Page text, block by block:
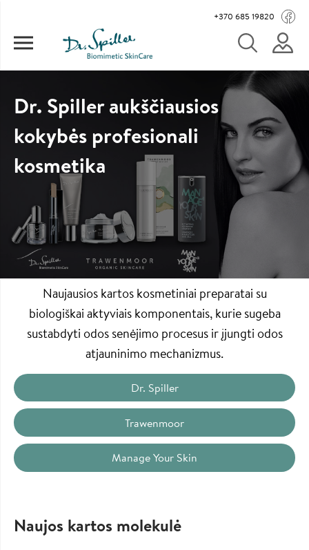
+370 685 19820
Dr. Spiller aukščiausios
kokybės profesionali
kosmetika
Naujausios kartos kosmetiniai preparatai su
biologiškai aktyviais komponentais, kurie sugeba
sustabdyti odos senėjimo procesus ir įjungti odos
atjauninimo mechanizmus.
Dr. Spiller
Trawenmoor
Manage Your Skin
Naujos kartos molekulė